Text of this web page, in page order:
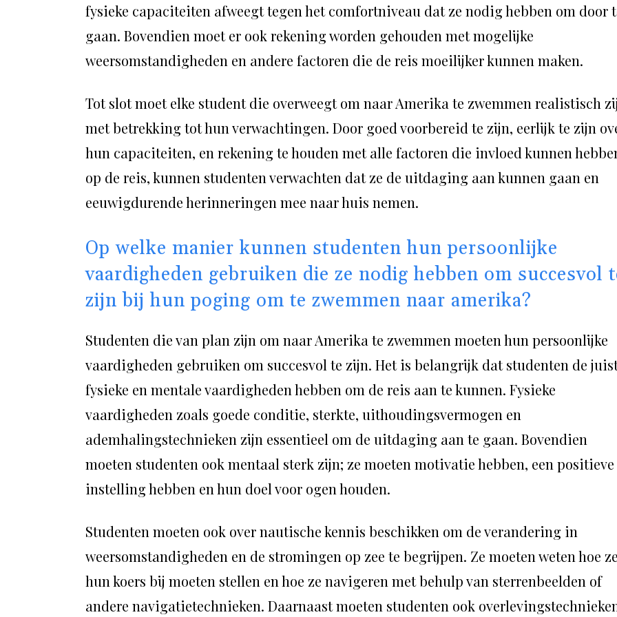
fysieke capaciteiten afweegt tegen het comfortniveau dat ze nodig hebben om door
gaan. Bovendien moet er ook rekening worden gehouden met mogelijke
weersomstandigheden en andere factoren die de reis moeilijker kunnen maken.
Tot slot moet elke student die overweegt om naar Amerika te zwemmen realistisch
met betrekking tot hun verwachtingen. Door goed voorbereid te zijn, eerlijk te zijn
hun capaciteiten, en rekening te houden met alle factoren die invloed kunnen
op de reis, kunnen studenten verwachten dat ze de uitdaging aan kunnen gaan en
eeuwigdurende herinneringen mee naar huis nemen.
Op welke manier kunnen studenten hun persoonlijke
vaardigheden gebruiken die ze nodig hebben om succesvol
zijn bij hun poging om te zwemmen naar amerika?
Studenten die van plan zijn om naar Amerika te zwemmen moeten hun persoonlijke
vaardigheden gebruiken om succesvol te zijn. Het is belangrijk dat studenten de
fysieke en mentale vaardigheden hebben om de reis aan te kunnen. Fysieke
vaardigheden zoals goede conditie, sterkte, uithoudingsvermogen en
ademhalingstechnieken zijn essentieel om de uitdaging aan te gaan. Bovendien
moeten studenten ook mentaal sterk zijn; ze moeten motivatie hebben, een positieve
instelling hebben en hun doel voor ogen houden.
Studenten moeten ook over nautische kennis beschikken om de verandering in
weersomstandigheden en de stromingen op zee te begrijpen. Ze moeten weten hoe ze
hun koers bij moeten stellen en hoe ze navigeren met behulp van sterrenbeelden of
andere navigatietechnieken. Daarnaast moeten studenten ook